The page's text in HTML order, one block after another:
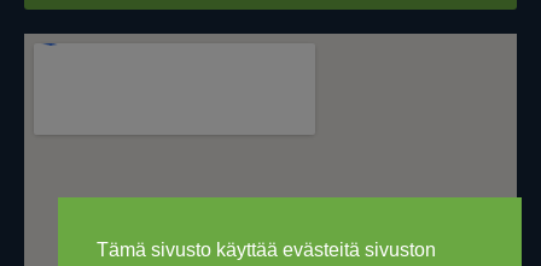
Tämä sivusto käyttää evästeitä sivuston